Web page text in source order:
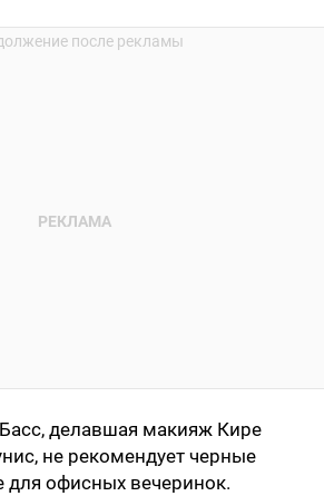
делавшая макияж Кире
не рекомендует черные
для офисных вечеринок.